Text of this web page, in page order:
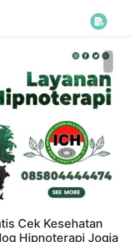
Cek Kesehatan
Hipnoterapi Jogja